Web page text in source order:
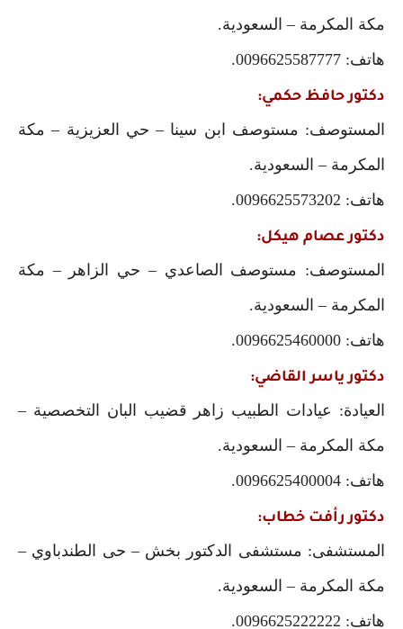
مكة المكرمة – السعودية.
هاتف: 0096625587777.
دكتور حافظ حكمي:
المستوصف: مستوصف ابن سينا – حي العزيزية – مكة
المكرمة – السعودية.
هاتف: 0096625573202.
دكتور عصام هيكل:
المستوصف: مستوصف الصاعدي – حي الزاهر – مكة
المكرمة – السعودية.
هاتف: 0096625460000.
دكتور ياسر القاضي:
العيادة: عيادات الطبيب زاهر قضيب البان التخصصية –
مكة المكرمة – السعودية.
هاتف: 0096625400004.
دكتور رأفت خطاب:
المستشفى: مستشفى الدكتور بخش – حى الطندباوي –
مكة المكرمة – السعودية.
هاتف: 0096625222222.